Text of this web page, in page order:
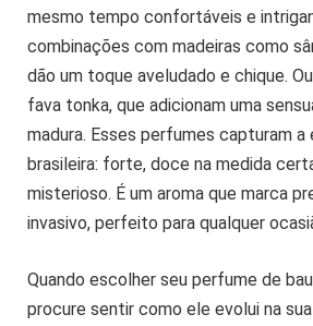
mesmo tempo confortáveis e
combinações com madeiras como
dão um toque aveludado e chique.
fava tonka, que adicionam uma
madura. Esses perfumes capturam a
brasileira: forte, doce na medida
misterioso. É um aroma que marca
invasivo, perfeito para qualquer
Quando escolher seu perfume de
procure sentir como ele evolui na